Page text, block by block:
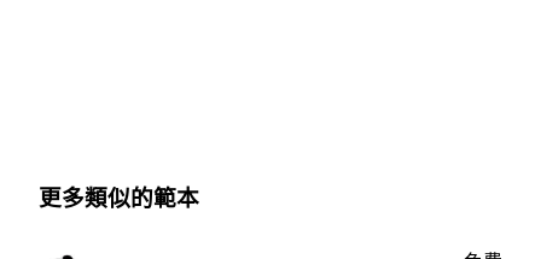
更多類似的範本